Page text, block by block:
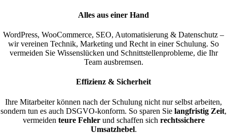
Alles aus einer Hand
WordPress, WooCommerce, SEO, Automatisierung & Datenschutz –
wir vereinen Technik, Marketing und Recht in einer Schulung. So
vermeiden Sie Wissenslücken und Schnittstellenprobleme, die Ihr
Team ausbremsen.
Effizienz & Sicherheit
Ihre Mitarbeiter können nach der Schulung nicht nur selbst arbeiten,
sondern tun es auch DSGVO-konform. So sparen Sie langfristig Zeit,
vermeiden teure Fehlerund schaffen sich rechtssichere
Umsatzhebel.